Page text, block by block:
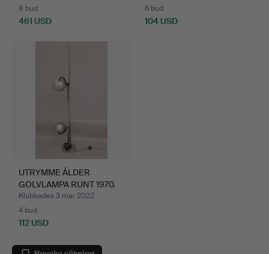
8 bud
461 USD
6 bud
104 USD
UTRYMME ÅLDER
GOLVLAMPA RUNT 1970.
Klubbades 3 mar 2022
4 bud
112 USD